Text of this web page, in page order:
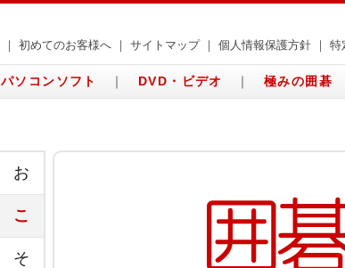
初めてのお客様へ サイトマップ 個人情報保護方針 特
パソコンソフト ｜ DVD・ビデオ ｜ 極みの囲碁
お
こ
そ